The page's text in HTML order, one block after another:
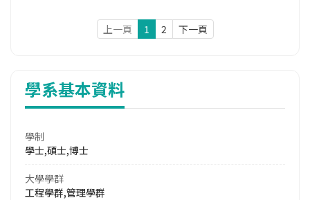
上一頁 1 2 下一頁
學系基本資料
學制
學士,碩士,博士
大學學群
工程學群,管理學群